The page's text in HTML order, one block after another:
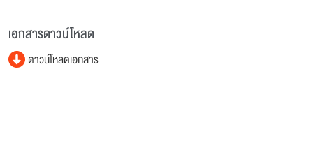
เอกสารดาวน์โหลด
ดาวน์โหลดเอกสาร